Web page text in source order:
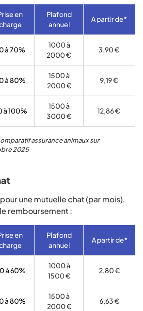
en
Plafond
annuel
A partir de*
à 70%
1000 à
2000 €
3,90 €
à 80%
1500 à
2000 €
9,19 €
à 100%
1500 à
3000 €
12,86 €
assurance animaux sur
2025
une mutuelle chat (par mois),
remboursement :
en
Plafond
annuel
A partir de*
à 60%
1000 à
1500 €
2,80 €
à 80%
1500 à
2000 €
6,63 €